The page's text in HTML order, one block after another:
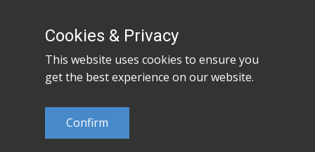
​530-617-968
Cookies & Privacy
This website uses cookies to ensure you
get the best experience on our website.
Confirm